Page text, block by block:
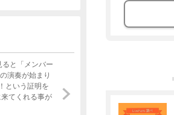
と「メンバー
演奏が始まり
てくれる事が